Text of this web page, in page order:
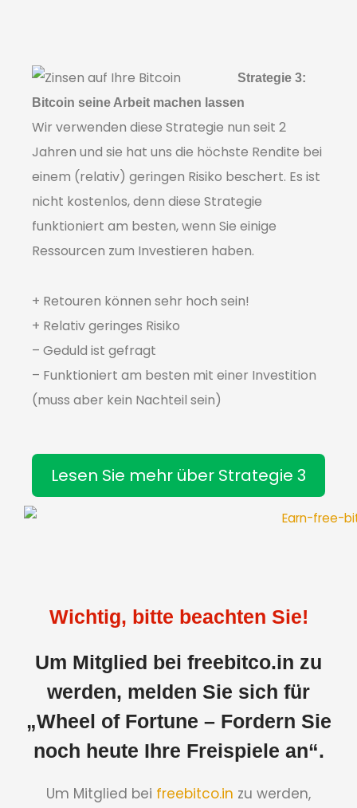
Strategie 3:
Bitcoin seine Arbeit machen lassen
Wir verwenden diese Strategie nun seit 2
Jahren und sie hat uns die höchste Rendite bei
einem (relativ) geringen Risiko beschert. Es ist
nicht kostenlos, denn diese Strategie
funktioniert am besten, wenn Sie einige
Ressourcen zum Investieren haben.
+ Retouren können sehr hoch sein!
+ Relativ geringes Risiko
– Geduld ist gefragt
– Funktioniert am besten mit einer Investition
(muss aber kein Nachteil sein)
Lesen Sie mehr über Strategie 3
Wichtig, bitte beachten Sie!
Um Mitglied bei freebitco.in zu
werden, melden Sie sich für
„Wheel of Fortune – Fordern Sie
noch heute Ihre Freispiele an“.
Um Mitglied bei freebitco.in zu werden,